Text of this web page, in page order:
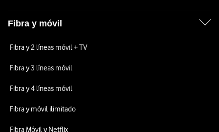
Fibra y móvil
Fibra y 2 líneas móvil + TV
Fibra y 3 líneas móvil
Fibra y 4 líneas móvil
Fibra y móvil ilimitado
Fibra Móvil y Netflix